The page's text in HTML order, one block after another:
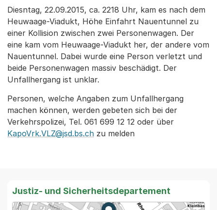
Diesntag, 22.09.2015, ca. 2218 Uhr, kam es nach dem
Heuwaage-Viadukt, Höhe Einfahrt Nauentunnel zu
einer Kollision zwischen zwei Personenwagen. Der
eine kam vom Heuwaage-Viadukt her, der andere vom
Nauentunnel. Dabei wurde eine Person verletzt und
beide Personenwagen massiv beschädigt. Der
Unfallhergang ist unklar.
Personen, welche Angaben zum Unfallhergang
machen können, werden gebeten sich bei der
Verkehrspolizei, Tel. 061 699 12 12 oder über
KapoVrk.VLZ@jsd.bs.ch zu melden
Justiz- und Sicherheitsdepartement